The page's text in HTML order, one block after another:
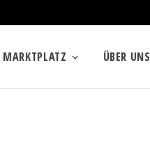
MARKTPLATZ ÜBER UNS